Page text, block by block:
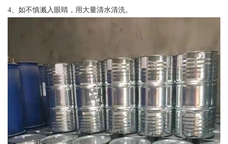
4、如不慎溅入眼睛，用大量清水清洗。